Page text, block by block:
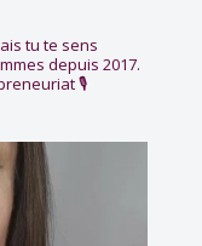
tu te sens
depuis 2017.
🎙️